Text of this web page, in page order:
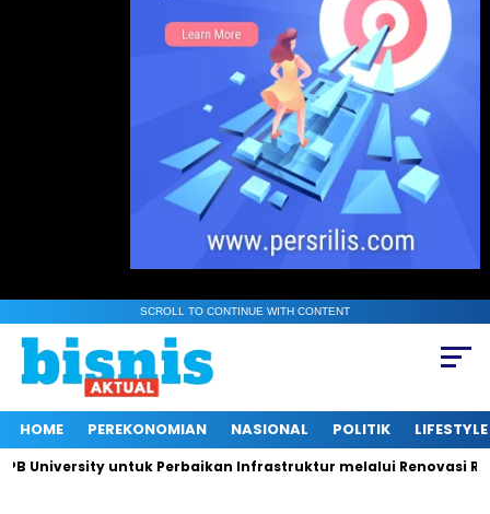
SCROLL TO CONTINUE WITH CONTENT
HOME PEREKONOMIAN NASIONAL POLITIK LIFESTYLE
untuk Perbaikan Infrastruktur melalui Renovasi